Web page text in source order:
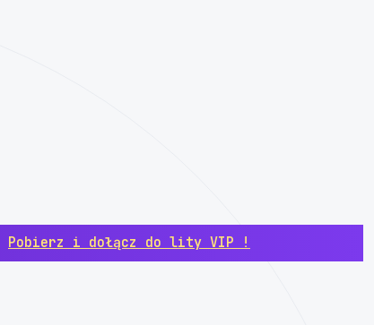
Pobierz i dołącz do lity VIP !